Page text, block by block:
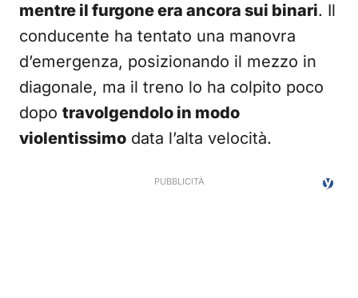
mentre il furgone era ancora sui binari. Il
conducente ha tentato una manovra
d’emergenza, posizionando il mezzo in
diagonale, ma il treno lo ha colpito poco
dopo travolgendolo in modo
violentissimo data l’alta velocità.